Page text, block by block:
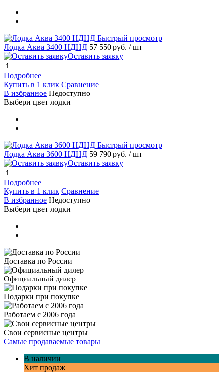
Быстрый просмотр
Лодка Аква 3400 НДНД 57 550 руб. / шт
Оставить заявку
Подробнее
Купить в 1 клик Сравнение
В избранное Недоступно
Выбери цвет лодки
Быстрый просмотр
Лодка Аква 3600 НДНД 59 790 руб. / шт
Оставить заявку
Подробнее
Купить в 1 клик Сравнение
В избранное Недоступно
Выбери цвет лодки
Доставка по России
Официальный дилер
Подарки при покупке
Работаем с 2006 года
Свои сервисные центры
Самые продаваемые товары
В наличии
Хит продаж